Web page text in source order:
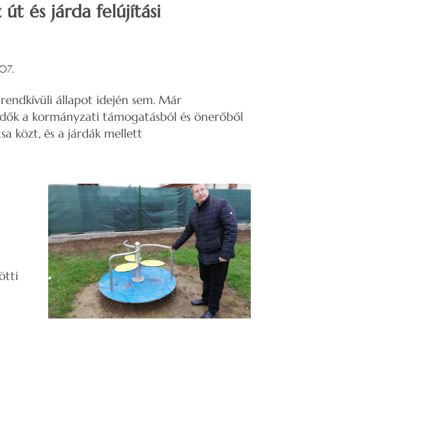
út és járda felújítási
állapot idején sem. Már
a kormányzati támogatásból és önerőből
közt, és a járdák mellett